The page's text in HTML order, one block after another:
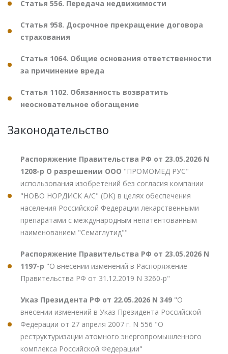
Статья 556. Передача недвижимости
Статья 958. Досрочное прекращение договора
страхования
Статья 1064. Общие основания ответственности
за причинение вреда
Статья 1102. Обязанность возвратить
неосновательное обогащение
Законодательство
Распоряжение Правительства РФ от 23.05.2026 N
1208-р О разрешении ООО "ПРОМОМЕД РУС"
использования изобретений без согласия компании
"НОВО НОРДИСК А/С" (DK) в целях обеспечения
населения Российской Федерации лекарственными
препаратами с международным непатентованным
наименованием "Семаглутид""
Распоряжение Правительства РФ от 23.05.2026 N
1197-р "О внесении изменений в Распоряжение
Правительства РФ от 31.12.2019 N 3260-р"
Указ Президента РФ от 22.05.2026 N 349 "О
внесении изменений в Указ Президента Российской
Федерации от 27 апреля 2007 г. N 556 "О
реструктуризации атомного энергопромышленного
комплекса Российской Федерации"